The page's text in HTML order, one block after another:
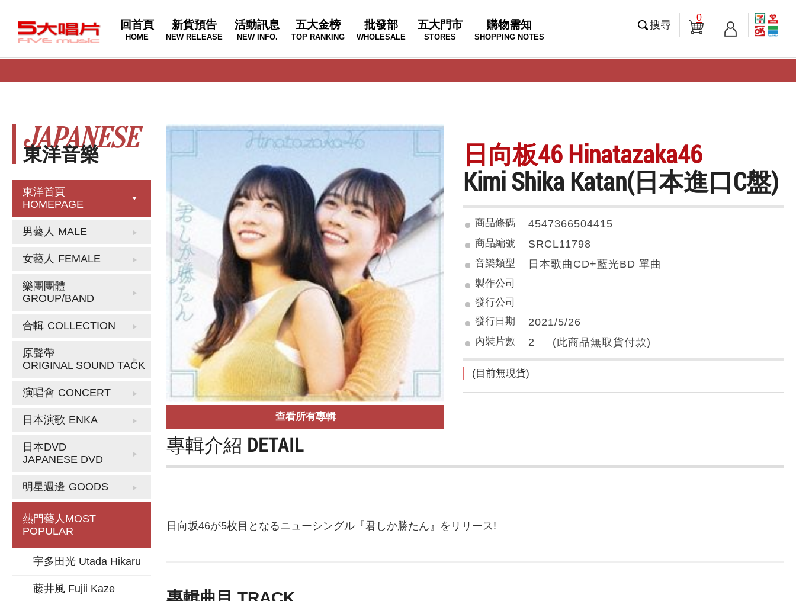
回首頁
HOME
新貨預告
NEW RELEASE
活動訊息
NEW INFO.
五大金榜
TOP RANKING
批發部
WHOLESALE
五大門市
STORES
購物需知
SHOPPING NOTES
搜尋
0
東洋音樂
JAPANESE
東洋首頁
HOMEPAGE
男藝人 MALE
女藝人 FEMALE
樂團團體
GROUP/BAND
合輯 COLLECTION
原聲帶
ORIGINAL SOUND TACK
演唱會 CONCERT
日本演歌 ENKA
日本DVD
JAPANESE DVD
明星週邊 GOODS
熱門藝人 MOST
POPULAR
宇多田光 Utada Hikaru
藤井風 Fujii Kaze
查看所有專輯
日向板46 Hinatazaka46
Kimi Shika Katan(日本進口C盤)
商品條碼 4547366504415
商品編號 SRCL11798
音樂類型 日本歌曲CD+藍光BD 單曲
製作公司
發行公司
發行日期
2021/5/26
內裝片數 2 (此商品無取貨付款)
(目前無現貨)
專輯介紹 DETAIL
日向坂46が5枚目となるニューシングル『君しか勝たん』をリリース!